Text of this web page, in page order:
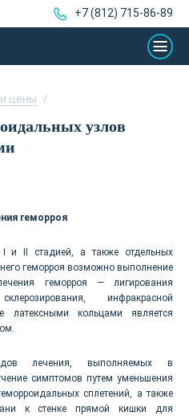
+7 (812) 715-86-89
цены /
узлов
геморроя
и II стадией, а также отдельных
геморроя возможно выполнение
геморроя — лигирования
инфракрасной
латексными кольцами является
лечения, выполняемых в
симптомов путем уменьшения
сплетений, а также
к стенке прямой кишки для